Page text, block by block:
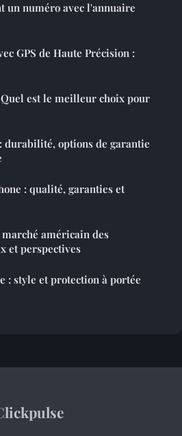
un numéro avec l'annuaire
GPS de Haute Précision :
est le meilleur choix pour
durabilité, options de garantie
: qualité, garanties et
américain des
et perspectives
: style et protection à portée